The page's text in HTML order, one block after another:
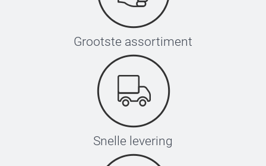
Grootste assortiment
Snelle levering